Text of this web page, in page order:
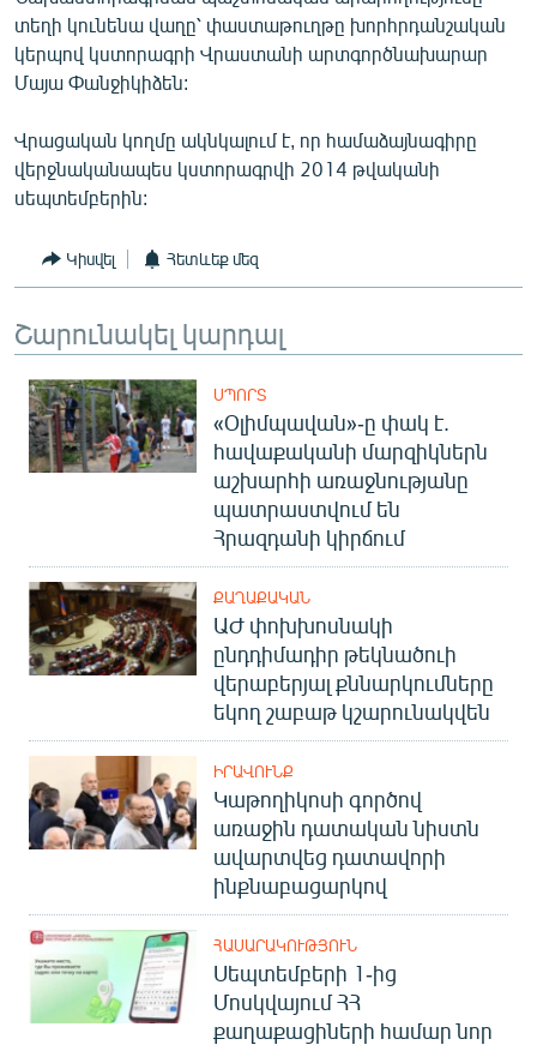
տեղի կունենա վաղը՝ փաստաթուղթը խորհրդանշական
կերպով կստորագրի Վրաստանի արտգործնախարար
Մայա Փանջիկիձեն:
Վրացական կողմը ակնկալում է, որ համաձայնագիրը
վերջնականապես կստորագրվի 2014 թվականի
սեպտեմբերին:
Կիսվել Հետևեք մեզ
Շարունակել կարդալ
ՍՊՈՐՏ
«Օլիմպավան»-ը փակ է.
հավաքականի մարզիկներն
աշխարհի առաջնությանը
պատրաստվում են
Հրազդանի կիրճում
ՔԱՂԱՔԱԿԱՆ
ԱԺ փոխխոսնակի
ընդդիմադիր թեկնածուի
վերաբերյալ քննարկումները
եկող շաբաթ կշարունակվեն
ԻՐԱՎՈՒՆՔ
Կաթողիկոսի գործով
առաջին դատական նիստն
ավարտվեց դատավորի
ինքնաբացարկով
ՀԱՍԱՐԱԿՈՒԹՅՈՒՆ
Սեպտեմբերի 1-ից
Մոսկվայում ՀՀ
քաղաքացիների համար նոր